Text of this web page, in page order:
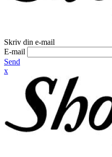
Skriv din e-mail
E-mail
Send
x